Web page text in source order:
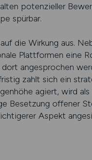
potenzieller
spürbar.
die Wirkung aus.
Plattformen eine
angesprochen
zahlt sich ein
agiert, wird
Besetzung offener
Aspekt